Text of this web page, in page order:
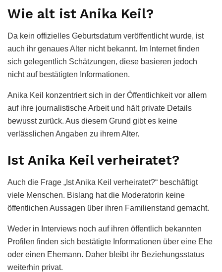
Wie alt ist Anika Keil?
Da kein offizielles Geburtsdatum veröffentlicht wurde, ist
auch ihr genaues Alter nicht bekannt. Im Internet finden
sich gelegentlich Schätzungen, diese basieren jedoch
nicht auf bestätigten Informationen.
Anika Keil konzentriert sich in der Öffentlichkeit vor allem
auf ihre journalistische Arbeit und hält private Details
bewusst zurück. Aus diesem Grund gibt es keine
verlässlichen Angaben zu ihrem Alter.
Ist Anika Keil verheiratet?
Auch die Frage „Ist Anika Keil verheiratet?“ beschäftigt
viele Menschen. Bislang hat die Moderatorin keine
öffentlichen Aussagen über ihren Familienstand gemacht.
Weder in Interviews noch auf ihren öffentlich bekannten
Profilen finden sich bestätigte Informationen über eine Ehe
oder einen Ehemann. Daher bleibt ihr Beziehungsstatus
weiterhin privat.